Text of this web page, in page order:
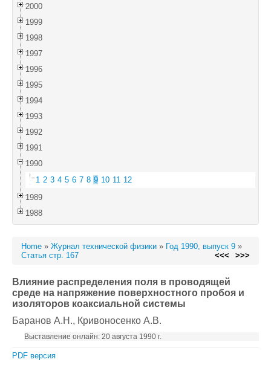
2000
1999
1998
1997
1996
1995
1994
1993
1992
1991
1990
1 2 3 4 5 6 7 8 9 10 11 12
1989
1988
Home » Журнал технической физики » Год 1990, выпуск 9 »
Статья стр. 167
<<< >>>
Влияние распределения поля в проводящей
среде на напряжение поверхностного пробоя и
изоляторов коаксиальной системы
Баранов А.Н., Кривоносенко А.В.
Выставление онлайн: 20 августа 1990 г.
PDF версия